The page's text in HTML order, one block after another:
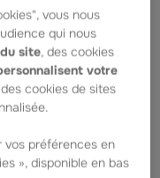
vous nous
qui nous
site, des cookies
votre
cookies de sites
vos préférences en
», disponible en bas